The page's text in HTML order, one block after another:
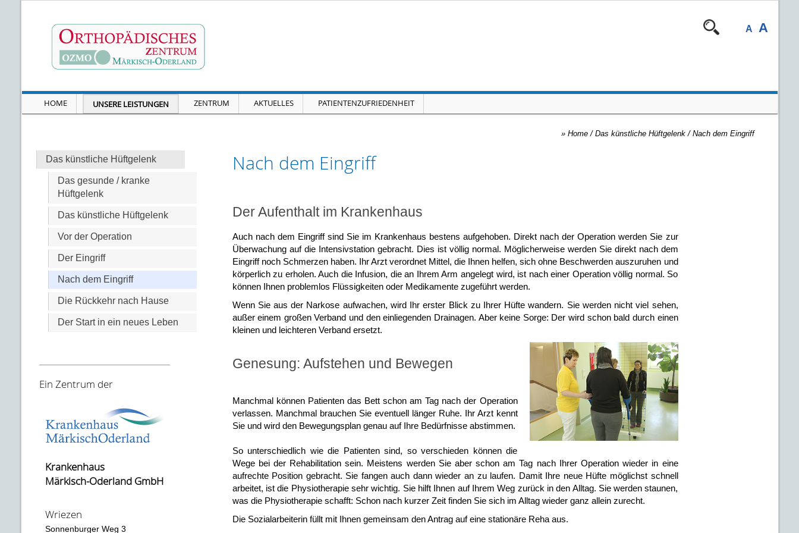
A A
HOME UNSERE LEISTUNGEN ZENTRUM AKTUELLES PATIENTENZUFRIEDENHEIT
Das künstliche Hüftgelenk
Das gesunde / kranke
Hüftgelenk
Das künstliche Hüftgelenk
Vor der Operation
Der Eingriff
Nach dem Eingriff
Die Rückkehr nach Hause
Der Start in ein neues Leben
Ein Zentrum der
Krankenhaus
Märkisch-Oderland GmbH
Wriezen
Sonnenburger Weg 3
» Home/ Das künstliche Hüftgelenk / Nach dem Eingriff
Nach dem Eingriff
Der Aufenthalt im Krankenhaus
Auch nach dem Eingriff sind Sie im Krankenhaus bestens aufgehoben. Direkt nach der Operation werden Sie zur
Überwachung auf die Intensivstation gebracht. Dies ist völlig normal. Möglicherweise werden Sie direkt nach dem
Eingriff noch Schmerzen haben. Ihr Arzt verordnet Mittel, die Ihnen helfen, sich ohne Beschwerden auszuruhen und
körperlich zu erholen. Auch die Infusion, die an Ihrem Arm angelegt wird, ist nach einer Operation völlig normal. So
können Ihnen problemlos Flüssigkeiten oder Medikamente zugeführt werden.
Wenn Sie aus der Narkose aufwachen, wird Ihr erster Blick zu Ihrer Hüfte wandern. Sie werden nicht viel sehen,
außer einem großen Verband und den einliegenden Drainagen. Aber keine Sorge: Der wird schon bald durch einen
kleinen und leichteren Verband ersetzt.
Genesung: Aufstehen und Bewegen
Manchmal können Patienten das Bett schon am Tag nach der Operation
verlassen. Manchmal brauchen Sie eventuell länger Ruhe. Ihr Arzt kennt
Sie und wird den Bewegungsplan genau auf Ihre Bedürfnisse abstimmen.
So unterschiedlich wie die Patienten sind, so verschieden können die
Wege bei der Rehabilitation sein. Meistens werden Sie aber schon am Tag nach Ihrer Operation wieder in eine
aufrechte Position gebracht. Sie fangen auch dann wieder an zu laufen. Damit Ihre neue Hüfte möglichst schnell
arbeitet, ist die Physiotherapie sehr wichtig. Sie hilft Ihnen auf Ihrem Weg zurück in den Alltag. Sie werden staunen,
was die Physiotherapie schafft: Schon nach kurzer Zeit finden Sie sich im Alltag wieder ganz allein zurecht.
Die Sozialarbeiterin füllt mit Ihnen gemeinsam den Antrag auf eine stationäre Reha aus.